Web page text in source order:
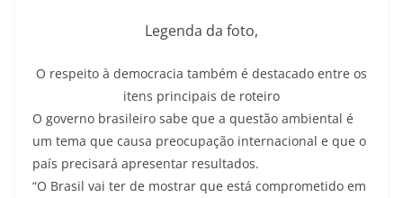
Legenda da foto,
O respeito à democracia também é destacado entre os
itens principais de roteiro
O governo brasileiro sabe que a questão ambiental é
um tema que causa preocupação internacional e que o
país precisará apresentar resultados.
“O Brasil vai ter de mostrar que está comprometido em